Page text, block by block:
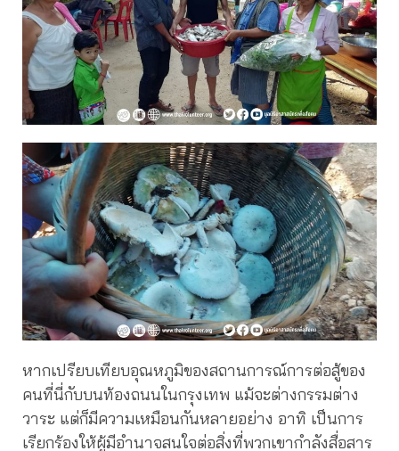
หากเปรียบเทียบอุณหภูมิของสถานการณ์การต่อสู้ของ
คนที่นี่กับบนท้องถนนในกรุงเทพ แม้จะต่างกรรมต่าง
วาระ แต่ก็มีความเหมือนกันหลายอย่าง อาทิ เป็นการ
เรียกร้องให้ผู้มีอำนาจสนใจต่อสิ่งที่พวกเขากำลังสื่อสาร